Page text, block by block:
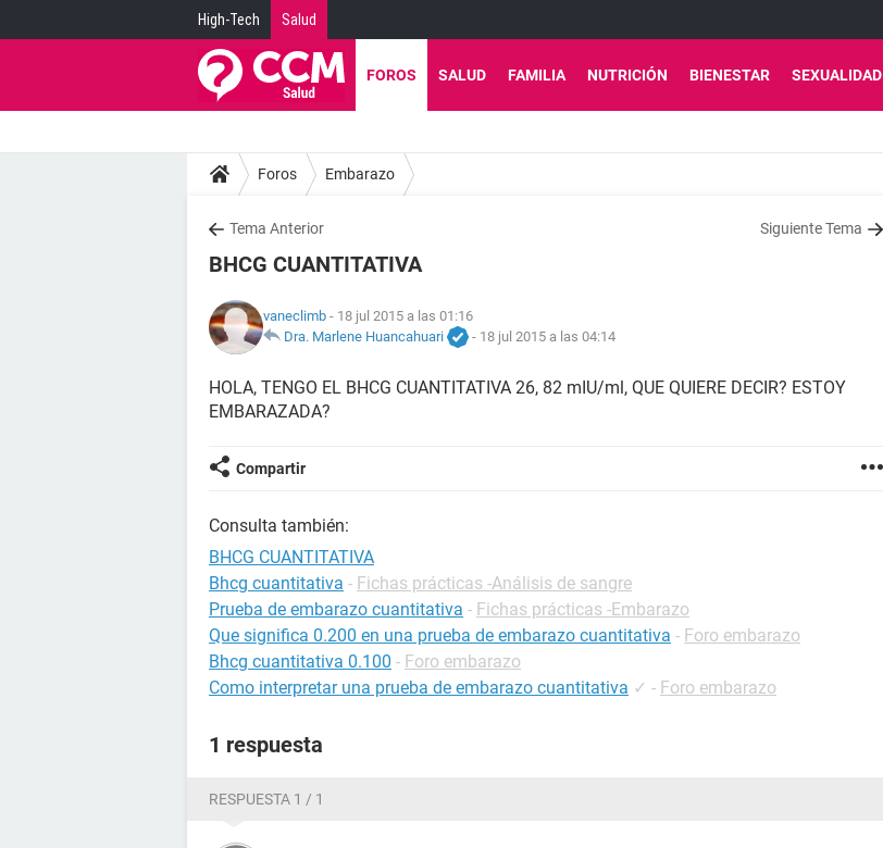
High-Tech Salud
FOROS SALUD FAMILIA NUTRICIÓN BIENESTAR SEXUALIDAD
Foros Embarazo
Tema Anterior Siguiente Tema
BHCG CUANTITATIVA
vaneclimb - 18 jul 2015 a las 01:16
Dra. Marlene Huancahuari
- 18 jul 2015 a las 04:14
HOLA, TENGO EL BHCG CUANTITATIVA 26, 82 mIU/ml, QUE QUIERE DECIR? ESTOY
EMBARAZADA?
Compartir
Consulta también:
BHCG CUANTITATIVA
Bhcg cuantitativa - Fichas prácticas -Análisis de sangre
Prueba de embarazo cuantitativa - Fichas prácticas -Embarazo
Que significa 0.200 en una prueba de embarazo cuantitativa - Foro embarazo
Bhcg cuantitativa 0.100 - Foro embarazo
Como interpretar una prueba de embarazo cuantitativa ✓ - Foro embarazo
1 respuesta
RESPUESTA 1 / 1